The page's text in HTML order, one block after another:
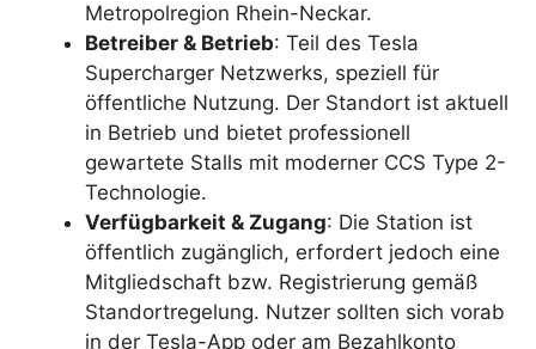
Metropolregion Rhein-Neckar.
Betreiber & Betrieb: Teil des Tesla
Supercharger Netzwerks, speziell für
öffentliche Nutzung. Der Standort ist aktuell
in Betrieb und bietet professionell
gewartete Stalls mit moderner CCS Type 2-
Technologie.
Verfügbarkeit & Zugang: Die Station ist
öffentlich zugänglich, erfordert jedoch eine
Mitgliedschaft bzw. Registrierung gemäß
Standortregelung. Nutzer sollten sich vorab
in der Tesla-App oder am Bezahlkonto